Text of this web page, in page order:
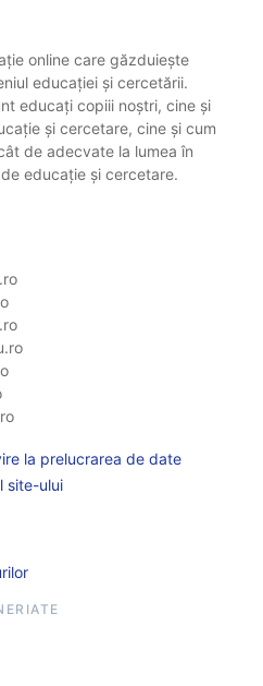
online care găzduiește
educației și cercetării.
educați copiii noștri, cine și
și cercetare, cine și cum
de adecvate la lumea în
educație și cercetare.
la prelucrarea de date
site-ului